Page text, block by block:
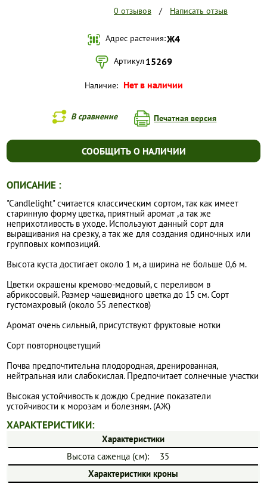
0 отзывов / Написать отзыв
Адрес растения:Ж4
Артикул 15269
Наличие: Нет в наличии
В сравнение Печатная версия
СООБЩИТЬ О НАЛИЧИИ
ОПИСАНИЕ :
"Candlelight" считается классическим сортом, так как имеет
старинную форму цветка, приятный аромат ,а так же
неприхотливость в уходе. Используют данный сорт для
выращивания на срезку, а так же для создания одиночных или
групповых композиций.
Высота куста достигает около 1 м, а ширина не больше 0,6 м.
Цветки окрашены кремово-медовый, с переливом в
абрикосовый. Размер чашевидного цветка до 15 см. Сорт
густомахровый (около 55 лепестков)
Аромат очень сильный, присутствуют фруктовые нотки
Сорт повторноцветущий
Почва предпочтительна плодородная, дренированная,
нейтральная или слабокислая. Предпочитает солнечные участки
Высокая устойчивость к дождю Средние показатели
устойчивости к морозам и болезням. (АЖ)
ХАРАКТЕРИСТИКИ:
Характеристики
Высота саженца (см):
35
Характеристики кроны